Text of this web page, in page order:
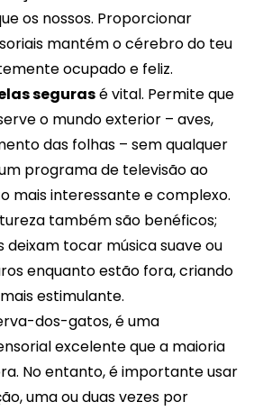
os nossos. Proporcionar
mantém o cérebro do teu
ocupado e feliz.
segurasé vital. Permite que
o mundo exterior – aves,
das folhas – sem qualquer
programa de televisão ao
mais interessante e complexo.
também são benéficos;
deixam tocar música suave ou
enquanto estão fora, criando
estimulante.
dos-gatos, é uma
excelente que a maioria
No entanto, é importante usar
uma ou duas vezes por